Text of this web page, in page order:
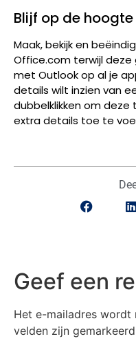
Blijf op de hoogte
Maak, bekijk en
Office.com terwijl deze
met Outlook op al je
details wilt inzien van
dubbelklikken om deze
extra details toe te
Geef een
Het e-mailadres wordt
velden zijn